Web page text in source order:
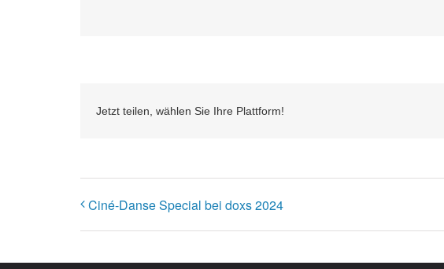
Jetzt teilen, wählen Sie Ihre Plattform!
Ciné-Danse Special bei doxs 2024